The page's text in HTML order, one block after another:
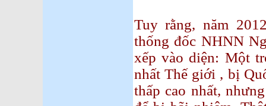
Tuy rằng, năm
thống đốc NHNN
xếp vào diện: Một
nhất Thế giới , bị
thấp cao nhất,